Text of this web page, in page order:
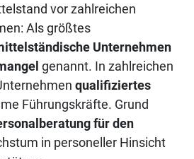
vor zahlreichen
Alsgrößtes
Unternehmen
genannt. In zahlreichen
qualifiziertes
Führungskräfte. Grund
für den
in personeller Hinsicht